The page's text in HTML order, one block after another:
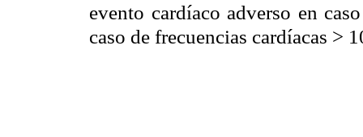
evento cardíaco adverso en
caso de frecuencias cardíacas >